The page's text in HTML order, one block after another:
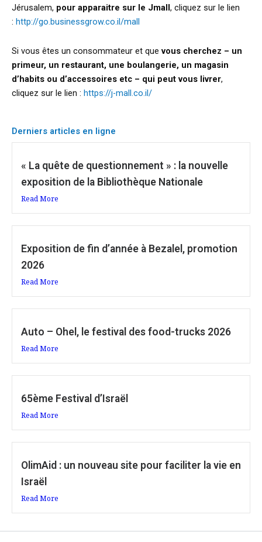
Jérusalem, pour apparaitre sur le Jmall, cliquez sur le lien
: http://go.businessgrow.co.il/mall
Si vous êtes un consommateur et que vous cherchez – un
primeur, un restaurant, une boulangerie, un magasin
d’habits ou d’accessoires etc – qui peut vous livrer,
cliquez sur le lien : https://j-mall.co.il/
Derniers articles en ligne
« La quête de questionnement » : la nouvelle
exposition de la Bibliothèque Nationale
Read More
Exposition de fin d’année à Bezalel, promotion
2026
Read More
Auto – Ohel, le festival des food-trucks 2026
Read More
65ème Festival d’Israël
Read More
OlimAid : un nouveau site pour faciliter la vie en
Israël
Read More